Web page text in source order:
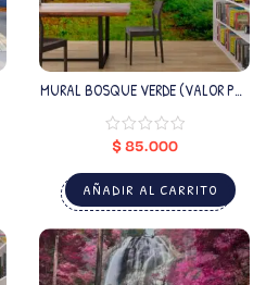
MURAL BOSQUE VERDE (VALOR POR
$85.000
AÑADIR AL CARRITO